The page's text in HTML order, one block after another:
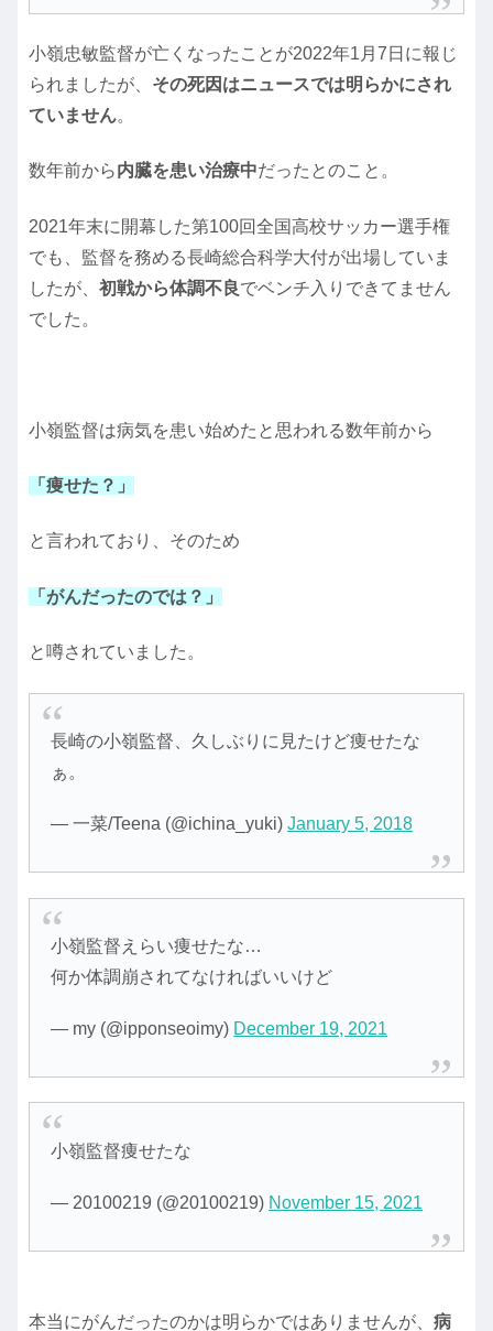
小嶺忠敏監督が亡くなったことが2022年1月7日に報じ
られましたが、 その死因はニュースでは明らかにされ
ていません。
数年前から内臓を患い治療中だったとのこと。
2021年末に開幕した第100回全国高校サッカー選手権
でも、監督を務める長崎総合科学大付が出場していま
したが、 初戦から体調不良でベンチ入りできてません
でした。
小嶺監督は病気を患い始めたと思われる数年前から
「痩せた？」
と言われており、そのため
「がんだったのでは？」
と噂されていました。
長崎の小嶺監督、久しぶりに見たけど痩せたな
ぁ。
— 一菜/Teena (@ichina_yuki)January 5, 2018
小嶺監督えらい痩せたな…
何か体調崩されてなければいいけど
— my (@ipponseoimy) December 19, 2021
小嶺監督痩せたな
— 20100219 (@20100219) November 15, 2021
本当にがんだったのかは明らかではありませんが、 病